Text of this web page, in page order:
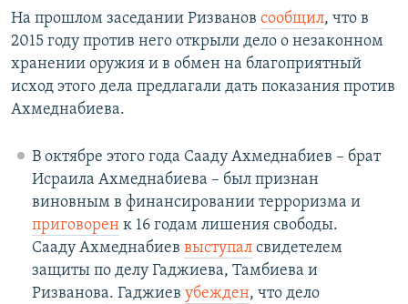
На прошлом заседании Ризванов сообщил, что в
2015 году против него открыли дело о незаконном
хранении оружия и в обмен на благоприятный
исход этого дела предлагали дать показания против
Ахмеднабиева.
В октябре этого года Сааду Ахмеднабиев – брат
Исраила Ахмеднабиева – был признан
виновным в финансировании терроризма и
приговоренк 16 годам лишения свободы.
Сааду Ахмеднабиев выступалсвидетелем
защиты по делу Гаджиева, Тамбиева и
Ризванова. Гаджиев убежден, что дело